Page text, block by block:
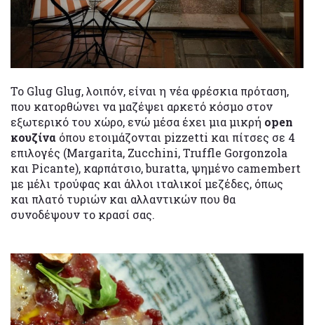
Το Glug Glug, λοιπόν, είναι η νέα φρέσκια πρόταση,
που κατορθώνει να μαζέψει αρκετό κόσμο στον
εξωτερικό του χώρο, ενώ μέσα έχει μια μικρή open
κουζίνα όπου ετοιμάζονται pizzetti και πίτσες σε 4
επιλογές (Margarita, Zucchini, Truffle Gorgonzola
και Picante), καρπάτσιο, buratta, ψημένο camembert
με μέλι τρούφας και άλλοι ιταλικοί μεζέδες, όπως
και πλατό τυριών και αλλαντικών που θα
συνοδέψουν το κρασί σας.